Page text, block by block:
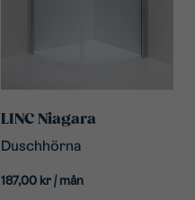
LINC Niagara
Duschhörna
187,00 kr/ mån